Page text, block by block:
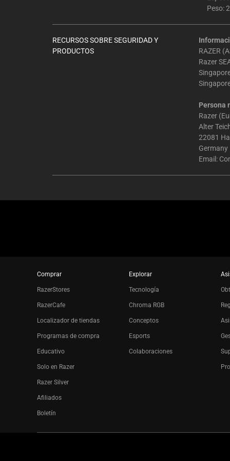
Peso:
RECURSOS SOBRE SEGURIDAD Y
PRODUCTOS
RAZER
Razer
Persona
Razer
Alter
22081
Germany
Email:
Comprar
RazerStores
RazerCafe
Localizador de tiendas
Programas de compra
Educativo
Solo en Razer
Razer Silver
Afiliados
Boletín
Explorar
Tecnología
Chroma RGB
Conceptos
Esports
Colaboraciones